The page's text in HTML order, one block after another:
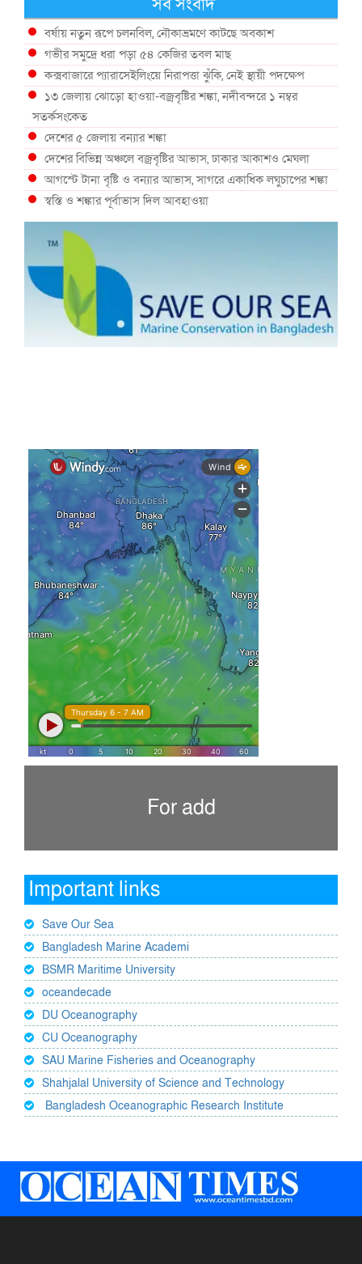
বর্ষায় নতুন রূপে চলনবিল, নৌকাভ্রমণে কাটছে অবকাশ
গভীর সমুদ্রে ধরা পড়া ৫৪ কেজির তবল মাছ
কক্সবাজারে প্যারাসেইলিংয়ে নিরাপত্তা ঝুঁকি, নেই স্থায়ী পদক্ষেপ
১৩ জেলায় ঝোড়ো হাওয়া-বজ্রবৃষ্টির শঙ্কা, নদীবন্দরে ১ নম্বর
সতর্কসংকেত
দেশের ৫ জেলায় বন্যার শঙ্কা
দেশের বিভিন্ন অঞ্চলে বজ্রবৃষ্টির আভাস, ঢাকার আকাশও মেঘলা
আগস্টে টানা বৃষ্টি ও বন্যার আভাস, সাগরে একাধিক লঘুচাপের শঙ্কা
স্বস্তি ও শঙ্কার পূর্বাভাস দিল আবহাওয়া
সৌদির নেতৃত্বে নতুন সামুদ্রিক প্রতিরক্ষা জোটে বাংলাদেশ
ইউরোপে দাবানল: আকাশে উড়ছে আগুন নেভানোর বিমান
For add
Important links
Save Our Sea
Bangladesh Marine Academi
BSMR Maritime University
oceandecade
DU Oceanography
CU Oceanography
SAU Marine Fisheries and Oceanography
Shahjalal University of Science and Technology
Bangladesh Oceanographic Research Institute